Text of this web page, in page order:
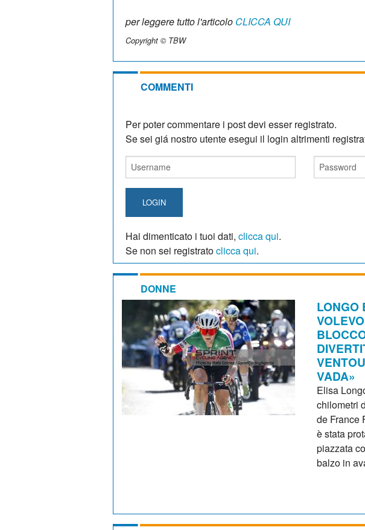
per leggere tutto l'articolo CLICCA QUI
Copyright © TBW
COMMENTI
Per poter commentare i post devi esser registrato.
Se sei giá nostro utente esegui il login altrimenti
LOGIN
Hai dimenticato i tuoi dati, clicca qui.
Se non sei registratoclicca qui.
DONNE
LONGO
VADA»
Elisa
chilometri
de France
è stata
piazzata
balzo in